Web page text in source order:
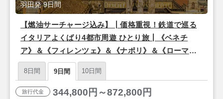
【燃油サーチャージ込み】┃価格重視！鉄道で巡る
イタリアよくばり4都市周遊 ひとり旅┃《ベネチ
ア》＆《フィレンツェ》＆《ナポリ》＆《ローマ》
朝食付き 9日間
羽田発 9日間
8日間 9日間 10日間
旅行代金 344,800円～872,800円